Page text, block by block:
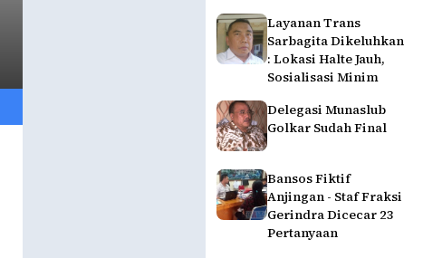
Layanan Trans
Sarbagita Dikeluhkan
: Lokasi Halte Jauh,
Sosialisasi Minim
Delegasi Munaslub
Golkar Sudah Final
Bansos Fiktif
Anjingan - Staf Fraksi
Gerindra Dicecar 23
Pertanyaan